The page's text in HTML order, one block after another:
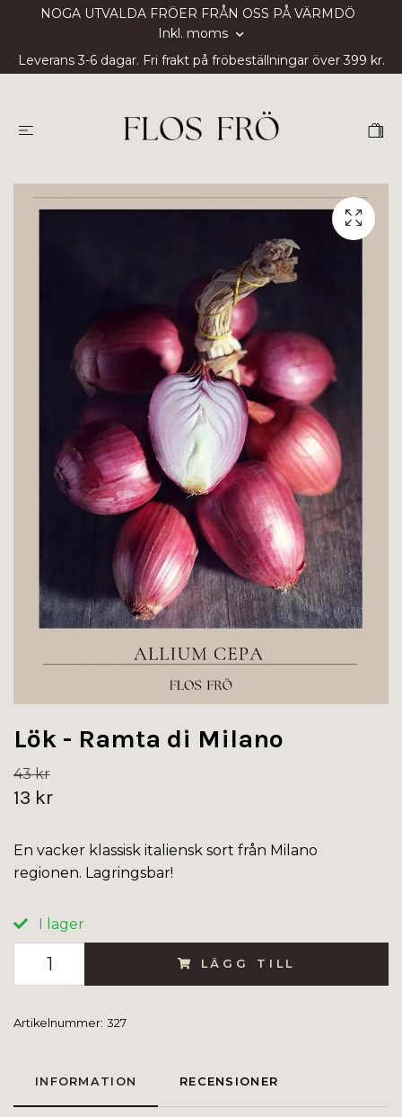
NOGA UTVALDA FRÖER FRÅN OSS PÅ VÄRMDÖ
Inkl. moms
Leverans 3-6 dagar. Fri frakt på fröbeställningar över 399 kr.
Lök - Ramta di Milano
43 kr
13 kr
En vacker klassisk italiensk sort från Milano
regionen. Lagringsbar!
I lager
LÄGG TILL
Artikelnummer: 327
INFORMATION RECENSIONER